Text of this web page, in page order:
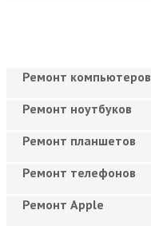
Ремонт компьютеров
Ремонт ноутбуков
Ремонт планшетов
Ремонт телефонов
Ремонт Apple